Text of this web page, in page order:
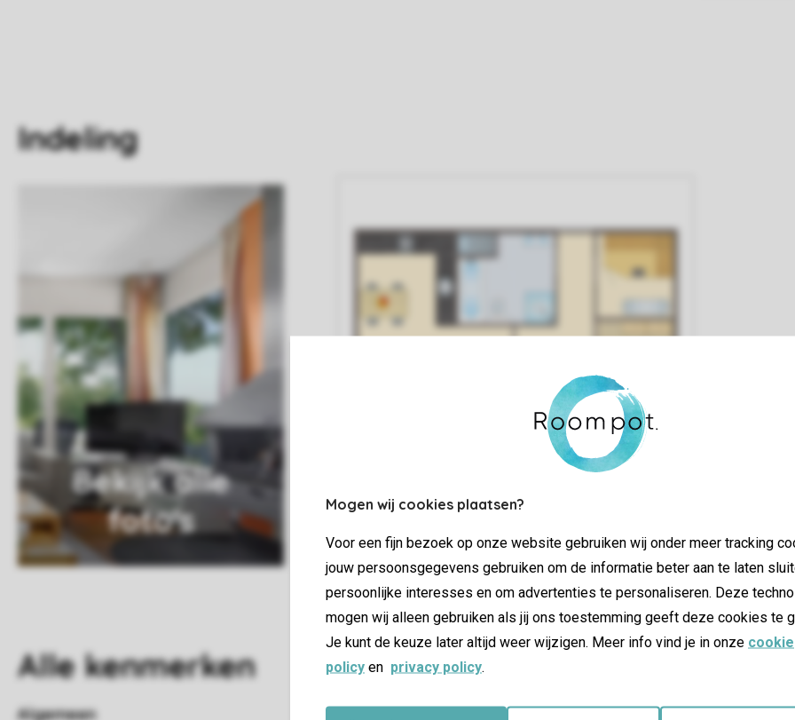
Mogen wij cookies plaatsen?
Voor een fijn bezoek op onze website gebruiken wij onder meer tracking
jouw persoonsgegevens gebruiken om de informatie beter aan te laten
persoonlijke interesses en om advertenties te personaliseren. Deze
mogen wij alleen gebruiken als jij ons toestemming geeft deze cookies te
Je kunt de keuze later altijd weer wijzigen. Meer info vind je in onze cookie
policy en privacy policy.
Indeling
Bekijk alle
foto's
Allekenmerken
Algemeen Woon-/eetkamer